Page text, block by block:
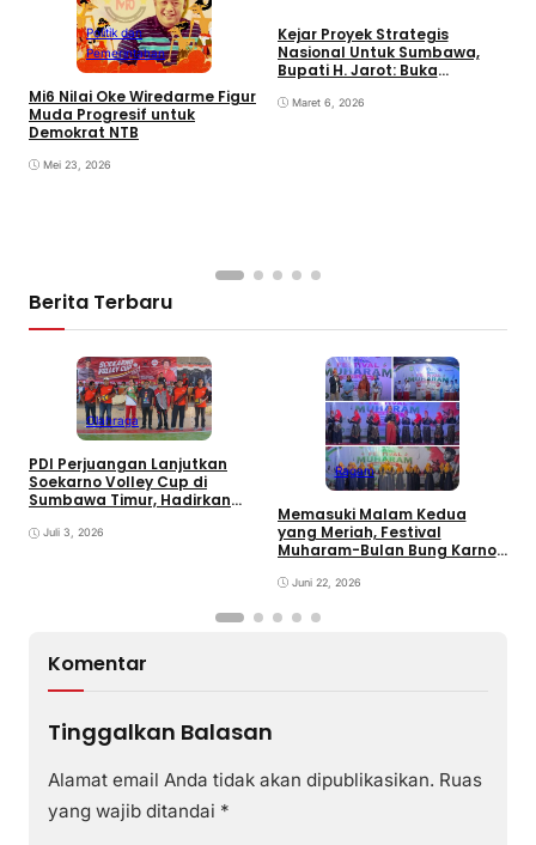
Politik dan
Pemerintahan
Mi6 Nilai Oke Wiredarme Figur
Muda Progresif untuk
Demokrat NTB
Mei 23, 2026
Kejar Proyek Strategis
Nasional Untuk Sumbawa,
Bupati H. Jarot: Buka
Tingkatkan Perekonomian
Maret 6, 2026
Berita Terbaru
Olahraga
PDI Perjuangan Lanjutkan
Soekarno Volley Cup di
Sumbawa Timur, Hadirkan
Rakyat
Juli 3, 2026
Ragam
Memasuki Malam Kedua
yang Meriah, Festival
Muharam-Bulan Bung Karno
Pemajuan Kebudayaan
Juni 22, 2026
Komentar
Tinggalkan Balasan
Alamat email Anda tidak akan dipublikasikan. Ruas
yang wajib ditandai *